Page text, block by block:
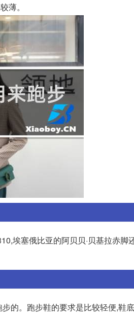
薄。
埃塞俄比亚的阿贝贝·贝基拉赤脚
的。跑步鞋的要求是比较轻便,鞋